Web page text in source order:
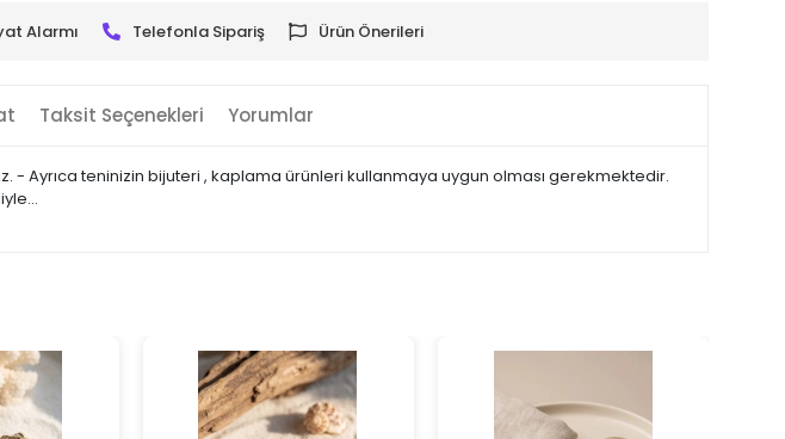
Alarmı Telefonla Sipariş Ürün Önerileri
Taksit Seçenekleri Yorumlar
Ayrıca teninizin bijuteri , kaplama ürünleri kullanmaya uygun olması gerekmektedir.